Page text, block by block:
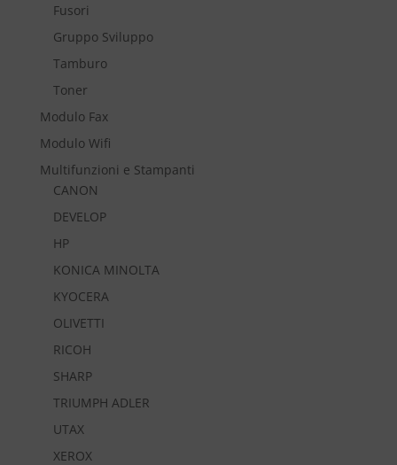
Fusori
Gruppo Sviluppo
Tamburo
Toner
Modulo Fax
Modulo Wifi
Multifunzioni e Stampanti
CANON
DEVELOP
HP
KONICA MINOLTA
KYOCERA
OLIVETTI
RICOH
SHARP
TRIUMPH ADLER
UTAX
XEROX